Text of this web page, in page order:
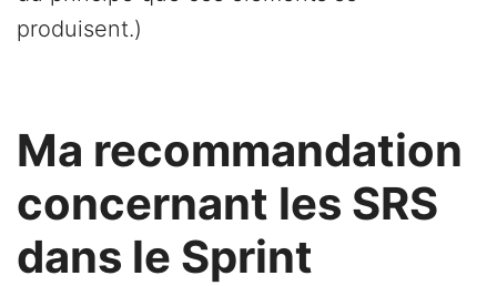
produisent.)
Ma recommandation
concernant les SRS
dans le Sprint